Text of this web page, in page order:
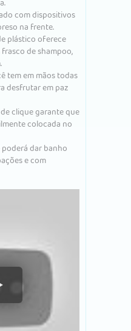
com dispositivos
na frente.
plástico oferece
de shampoo,
tem em mãos todas
desfrutar em paz
clique garante que
colocada no
dar banho
e com